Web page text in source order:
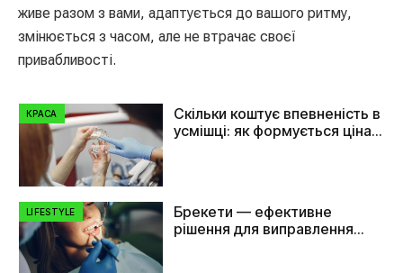
живе разом з вами, адаптується до вашого ритму,
змінюється з часом, але не втрачає своєї
привабливості.
КРАСА
Скільки коштує впевненість в
усмішці: як формується ціна
LIFESTYLE
Брекети — ефективне
рішення для виправлення